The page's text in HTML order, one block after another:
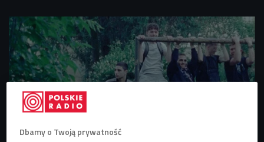
Dbamy o Twoją prywatność